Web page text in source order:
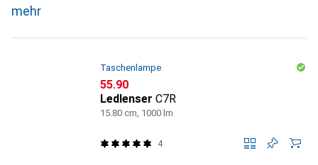
mehr
Taschenlampe
CHF
55.90
Ledlenser C7R
15.80 cm, 1000 lm
4